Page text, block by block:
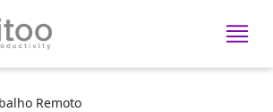
Remoto